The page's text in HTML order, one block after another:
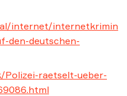
internet/internetkrimin
den-deutschen-
Polizei-raetselt-ueber-